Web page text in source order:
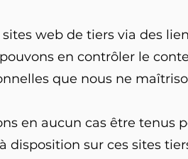
web de tiers via des
en contrôler le
que nous ne
en aucun cas être tenus
disposition sur ces sites